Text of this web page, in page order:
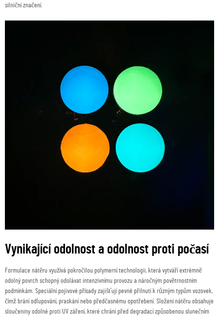
silniční značení.
Vynikající odolnost a odolnost proti počasí
Formulace nátěru využívá pokročilou polymerní technologii, která vytváří extrémně
odolný povrch schopný odolávat intenzivnímu provozu a náročným povětrnostním
podmínkám. Speciální pojivové přísady zajišťují pevné přilnutí k různým typům vozovek,
čímž brání odlupování, praskání nebo předčasnému opotřebení. Složení nátěru obsahuje
sloučeniny odolné proti UV záření, které chrání před degradací způsobenou slunečním